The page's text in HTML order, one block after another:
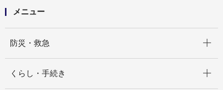
メニュー
防災・救急
くらし・手続き